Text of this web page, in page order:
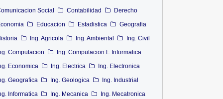
Social
Contabilidad
Derecho
Educacion Estadistica
Geografia
Ing. Agricola Ing. Ambiental
Ing. Civil
Computacion
Ing. Computacion E Informatica
Economica
Ing. Electrica
Ing. Electronica
Geografica
Ing. Geologica
Ing. Industrial
Informatica
Ing. Mecanica
Ing. Mecatronica